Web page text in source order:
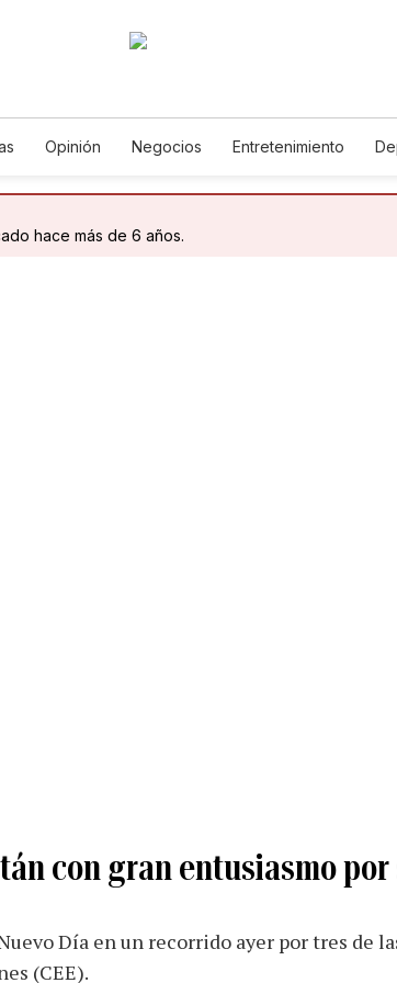
Opinión Negocios Entretenimiento
hace más de 6 años.
con gran entusiasmo
Día en un recorrido ayer por tres de
(CEE).